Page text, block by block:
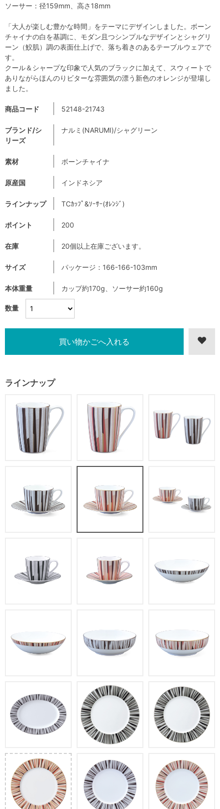
数量
商品コード 52148-21743
ブランド/シ
リーズ
ナルミ(NARUMI)/シャグリーン
素材 ボーンチャイナ
原産国 インドネシア
ラインナップ TCｶｯﾌﾟ&ｿｰｻｰ(ｵﾚﾝｼﾞ)
ポイント 200
在庫 20個以上在庫ございます。
サイズ パッケージ：166-166-103mm
本体重量 カップ約170g、ソーサー約160g
ラインナップ
ソーサー：径159mm、高さ18mm
「大人が楽しむ豊かな時間」をテーマにデザインしました。ボーン
チャイナの白を基調に、モダン且つシンプルなデザインとシャグリ
ーン（鮫肌）調の表面仕上げで、落ち着きのあるテーブルウェアで
す。
クール＆シャープな印象で人気のブラックに加えて、スウィートで
ありながらほんのりビターな雰囲気の漂う新色のオレンジが登場し
ました。